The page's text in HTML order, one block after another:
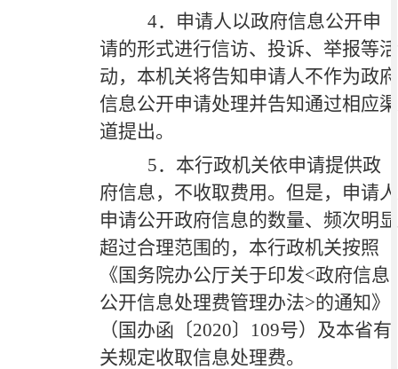
4．申请人以政府信息公开申
请的形式进行信访、投诉、举报等活
动，本机关将告知申请人不作为政府
信息公开申请处理并告知通过相应渠
道提出。
5．本行政机关依申请提供政
府信息，不收取费用。但是，申请人
申请公开政府信息的数量、频次明显
超过合理范围的，本行政机关按照
《国务院办公厅关于印发<政府信息
公开信息处理费管理办法>的通知》
（国办函〔2020〕109号）及本省有
关规定收取信息处理费。